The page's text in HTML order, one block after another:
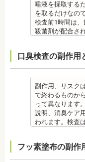
装着時間を守っ
きなかったりし
があります。
・特殊な噛み合
癖が改善されな
療」を終えて歯
位置に戻ろうと
した歯を正しい
す。歯の位置が
があるので、治
さい。
先生
りやすく虫歯、
正器具をつけて
正終了まで治療
・虫歯や歯周炎
装着時間を守っ
きなかった場合
す。
・特殊な噛み合
は、治療期間が
・舌で歯を押す
が改善されない
ます。
位置に戻ろうと
の凸凹が大きい
す。
・個人差により
す。
なることもあり
・装置が壊れる
を受診してくだ
・個人差があり
もいます。
・矯正中は、器
りやすく虫歯、
正器具をつけて
て歯科医院で治
・患者様が、取
が経過すると歯
います。歯科で
し、歯石を取り
歯石を取り除け
き、歯茎の出血
【プロフィール
勤務
れはエアフロー
続的効果を得る
エアフローは、
るため、健康保
フローを受けら
ウダー粒子をジ
びりついた汚れ
歯科で主に歯の
て使われていま
菌除去にも効果
監修医情報 菊
日本歯科大学新
唾液を採取する
を取るだけなの
検査前1時間は、
殺菌剤が配合さ
また検査1ヶ月以
正確な結果が出
合もあります。
なります。
備考
ご自身の唾液の
り、虫歯予防と
す。
・酸性度（酸性
口臭検査の副作用
副作用、リスク
で終わるものか
って異なります
説明、消臭ケア
われます。検査
備考
口臭は、体調や
フッ素塗布の副作